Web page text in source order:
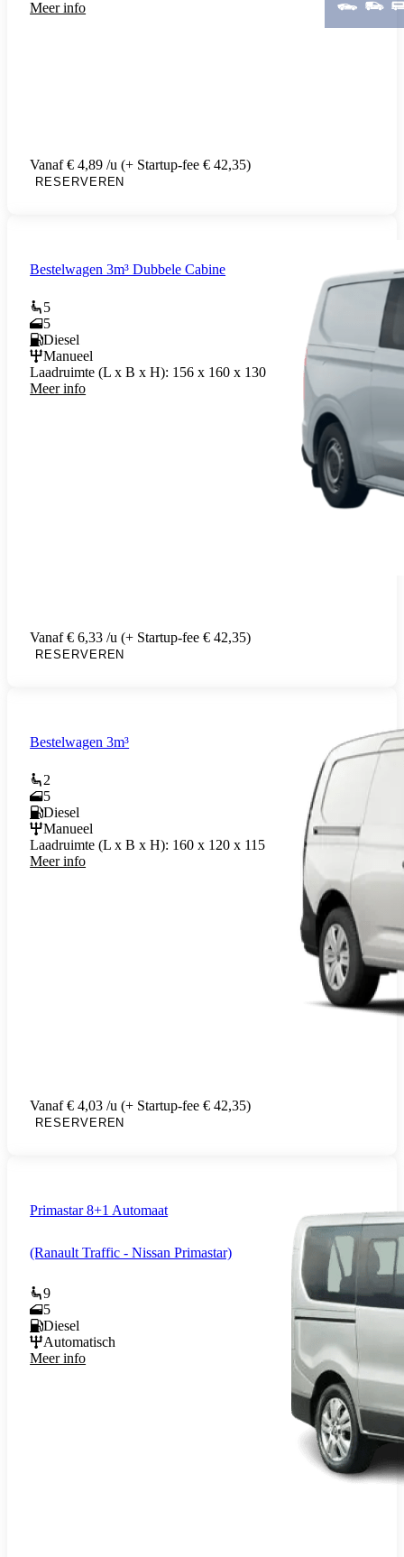
Meer info
Vanaf € 4,89 /u (+ Startup-fee € 42,35)
RESERVEREN
Bestelwagen 3m³ Dubbele Cabine
5
5
Diesel
Manueel
Laadruimte (L x B x H): 156 x 160 x 130
Meer info
Vanaf € 6,33 /u (+ Startup-fee € 42,35)
RESERVEREN
Bestelwagen 3m³
2
5
Diesel
Manueel
Laadruimte (L x B x H): 160 x 120 x 115
Meer info
Vanaf € 4,03 /u (+ Startup-fee € 42,35)
RESERVEREN
Primastar 8+1 Automaat
(Ranault Traffic - Nissan Primastar)
9
5
Diesel
Automatisch
Meer info